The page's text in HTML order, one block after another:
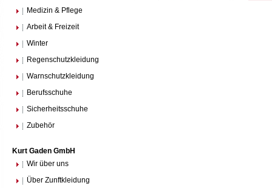
Medizin & Pflege
Arbeit & Freizeit
Winter
Regenschutzkleidung
Warnschutzkleidung
Berufsschuhe
Sicherheitsschuhe
Zubehör
Kurt Gaden GmbH
Wir über uns
Über Zunftkleidung